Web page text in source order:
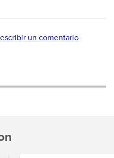
un comentario